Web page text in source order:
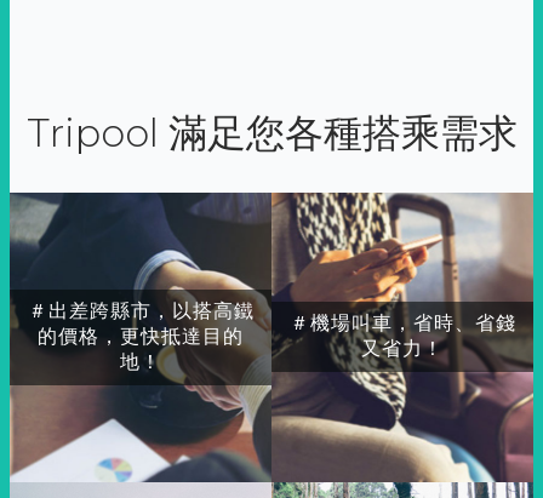
Tripool 滿足您各種搭乘需求
＃出差跨縣市，以搭高鐵
的價格，更快抵達目的
地！
＃機場叫車，省時、省錢
又省力！